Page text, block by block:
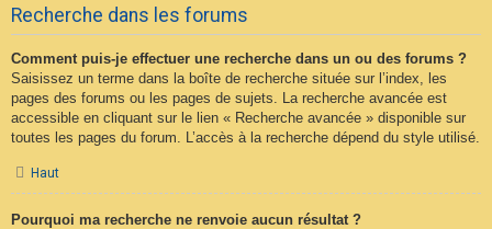
Recherche dans les forums
Comment puis-je effectuer une recherche dans un ou des forums ?
Saisissez un terme dans la boîte de recherche située sur l’index, les
pages des forums ou les pages de sujets. La recherche avancée est
accessible en cliquant sur le lien « Recherche avancée » disponible sur
toutes les pages du forum. L’accès à la recherche dépend du style utilisé.
Haut
Pourquoi ma recherche ne renvoie aucun résultat ?